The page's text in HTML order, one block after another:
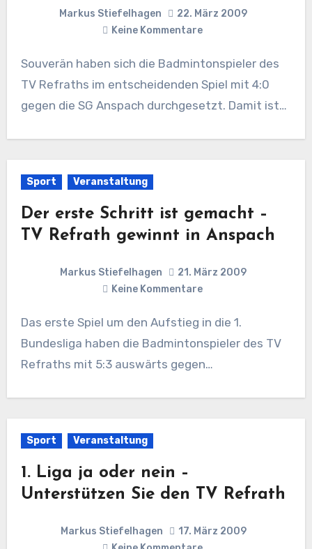
Markus Stiefelhagen
22. März 2009
Keine Kommentare
Souverän haben sich die Badmintonspieler des
TV Refraths im entscheidenden Spiel mit 4:0
gegen die SG Anspach durchgesetzt. Damit ist…
Sport Veranstaltung
Der erste Schritt ist gemacht –
TV Refrath gewinnt in Anspach
Markus Stiefelhagen
21. März 2009
Keine Kommentare
Das erste Spiel um den Aufstieg in die 1.
Bundesliga haben die Badmintonspieler des TV
Refraths mit 5:3 auswärts gegen…
Sport Veranstaltung
1. Liga ja oder nein –
Unterstützen Sie den TV Refrath
Markus Stiefelhagen
17. März 2009